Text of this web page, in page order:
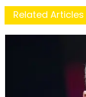
Related Articles